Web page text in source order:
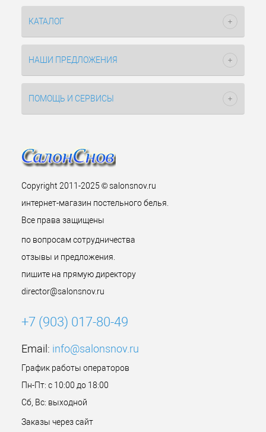
КАТАЛОГ
НАШИ ПРЕДЛОЖЕНИЯ
ПОМОЩЬ И СЕРВИСЫ
Copyright 2011-2025 © salonsnov.ru
интернет-магазин постельного белья.
Все права защищены
по вопросам сотрудничества
отзывы и предложения.
пишите на прямую директору
director@salonsnov.ru
+7 (903) 017-80-49
Email: info@salonsnov.ru
График работы операторов
Пн-Пт: с 10:00 до 18:00
Сб, Вс: выходной
Заказы через сайт